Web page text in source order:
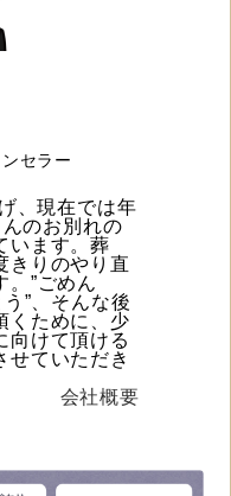
セラー
、現在では年
のお別れの
います。葬
きりのやり直
。”ごめん
”、そんな後
くために、少
向けて頂ける
せていただき
会社概要